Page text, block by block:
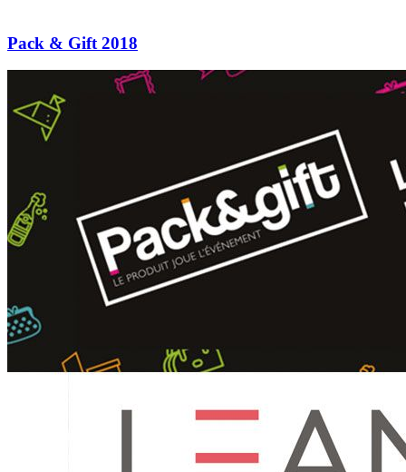
Pack & Gift 2018